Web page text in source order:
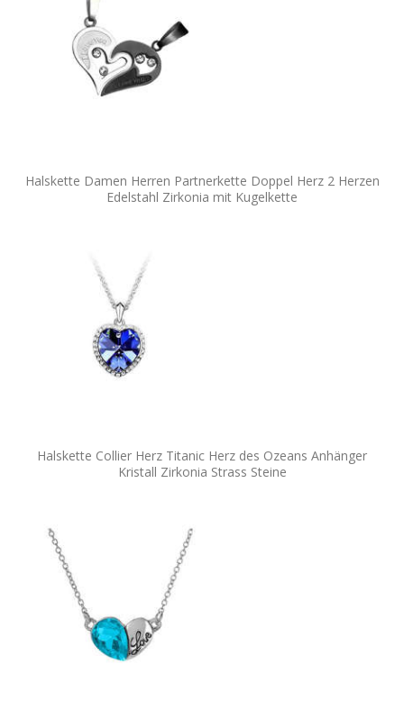
Halskette Damen Herren Partnerkette Doppel Herz 2 Herzen
Edelstahl Zirkonia mit Kugelkette
Halskette Collier Herz Titanic Herz des Ozeans Anhänger
Kristall Zirkonia Strass Steine